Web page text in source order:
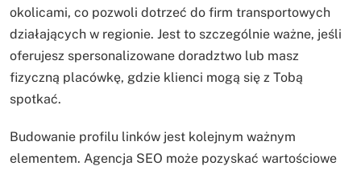
okolicami, co pozwoli dotrzeć do firm transportowych
działających w regionie. Jest to szczególnie ważne, jeśli
oferujesz spersonalizowane doradztwo lub masz
fizyczną placówkę, gdzie klienci mogą się z Tobą
spotkać.
Budowanie profilu linków jest kolejnym ważnym
elementem. Agencja SEO może pozyskać wartościowe